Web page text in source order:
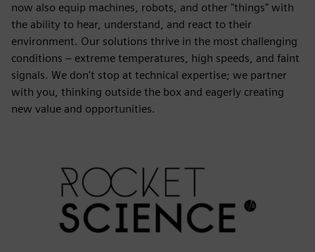
now also equip machines, robots, and other "things" with
the ability to hear, understand, and react to their
environment. Our solutions thrive in the most challenging
conditions – extreme temperatures, high speeds, and faint
signals. We don't stop at technical expertise; we partner
with you, thinking outside the box and eagerly creating
new value and opportunities.